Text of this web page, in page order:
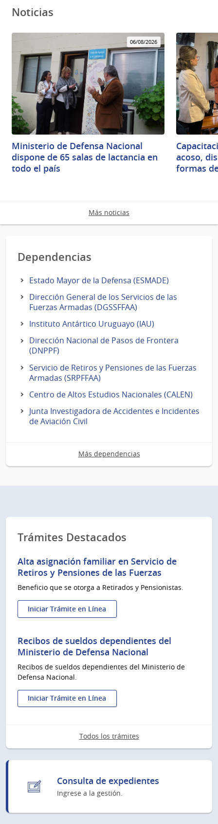
Noticias
06/08/2026
Ministerio de Defensa Nacional
dispone de 65 salas de lactancia en
todo el país
acoso,
formas
Más noticias
Dependencias
Estado Mayor de la Defensa (ESMADE)
Dirección General de los Servicios de las
Fuerzas Armadas (DGSSFFAA)
Instituto Antártico Uruguayo (IAU)
Dirección Nacional de Pasos de Frontera
(DNPPF)
Servicio de Retiros y Pensiones de las Fuerzas
Armadas (SRPFFAA)
Centro de Altos Estudios Nacionales (CALEN)
Junta Investigadora de Accidentes e Incidentes
de Aviación Civil
Más dependencias
Trámites Destacados
Alta asignación familiar en Servicio de
Retiros y Pensiones de las Fuerzas
Beneficio que se otorga a Retirados y Pensionistas.
Iniciar Trámite en Línea
:
asignación
familiar
en
Servicio
de
y
Pensiones
Fuerzas
Recibos de sueldos dependientes del
Ministerio de Defensa Nacional
Recibos de sueldos dependientes del Ministerio de
Defensa Nacional.
Iniciar Trámite en Línea
:
sueldos
dependientes
Defensa
Nacional
Todos los trámites
Consulta de expedientes
Ingrese a la gestión.